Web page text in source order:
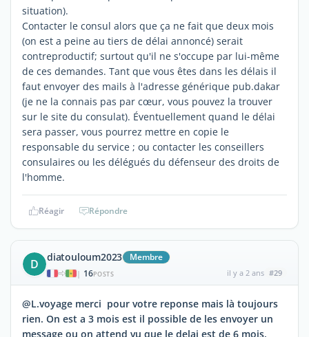
situation).
Contacter le consul alors que ça ne fait que deux mois
(on est a peine au tiers de délai annoncé) serait
contreproductif; surtout qu'il ne s'occupe par lui-même
de ces demandes. Tant que vous êtes dans les délais il
faut envoyer des mails à l'adresse générique pub.dakar
(je ne la connais pas par cœur, vous pouvez la trouver
sur le site du consulat). Éventuellement quand le délai
sera passer, vous pourrez mettre en copie le
responsable du service ; ou contacter les conseillers
consulaires ou les délégués du défenseur des droits de
l'homme.
Réagir Répondre
D diatouloum2023 Membre
| 16POSTS il y a 2 ans #29
@L.voyage merci pour votre reponse mais là toujours
rien. On est a 3 mois est il possible de les envoyer un
message ou on attend vu que le delai est de 6 mois.